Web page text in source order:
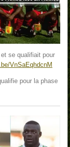
se qualifiait pour
VnSaEqhdcnM
pour la phase